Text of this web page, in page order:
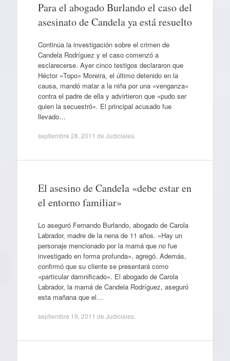
Para el abogado Burlando el caso del
asesinato de Candela ya está resuelto
Continúa la investigación sobre el crimen de
Candela Rodríguez y el caso comenzó a
esclarecerse. Ayer cinco testigos declararon que
Héctor «Topo» Moreira, el último detenido en la
causa, mandó matar a la niña por una «venganza»
contra el padre de ella y advirtieron que «pudo ser
quien la secuestró». El principal acusado fue
llevado…
septiembre 28, 2011 de Judiciales.
El asesino de Candela «debe estar en
el entorno familiar»
Lo aseguró Fernando Burlando, abogado de Carola
Labrador, madre de la nena de 11 años. «Hay un
personaje mencionado por la mamá que no fue
investigado en forma profunda», agregó. Además,
confirmó que su cliente se presentará como
«particular damnificado». El abogado de Carola
Labrador, la mamá de Candela Rodríguez, aseguró
esta mañana que el…
septiembre 19, 2011 de Judiciales.